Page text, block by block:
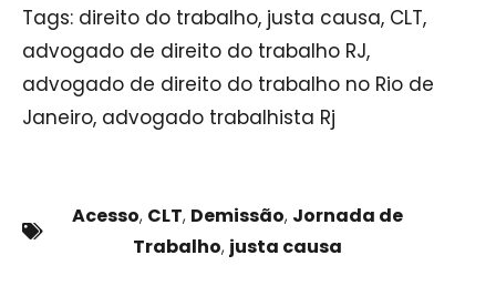
Tags: direito do trabalho, justa causa, CLT,
advogado de direito do trabalho RJ,
advogado de direito do trabalho no Rio de
Janeiro, advogado trabalhista Rj
Acesso, CLT, Demissão, Jornada de
Trabalho, justa causa